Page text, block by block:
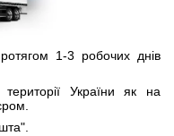
1-3 робочих днів
України як на